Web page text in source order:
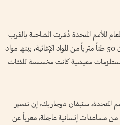
للأمم المتحدة دُمّرت الشاحنة بالقرب
من منطقة تندلتي، ما أدى إلى فقدان 50 طناً مترياً من المواد الإغاثية، بينها مواد
معيشية كانت مخصصة للفئات
المتحدة، ستيفان دوجاريك، إن تدمير
مساعدات إنسانية عاجلة، معرباً عن